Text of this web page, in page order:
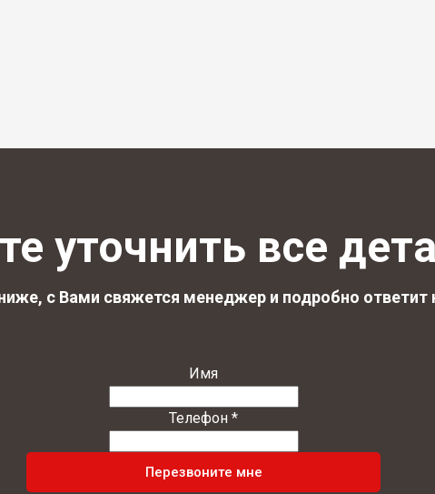
уточнить все
с Вами свяжется менеджер и подробно ответит
Имя
Телефон *
Перезвоните мне